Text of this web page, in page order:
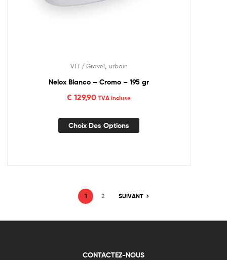
VTT / Gravel urbain
Nelox Blanco – Cromo – 195 gr
€ 129,90 TVA incluse
Choix Des Options
1 2 SUIVANT
CONTACTEZ-NOUS